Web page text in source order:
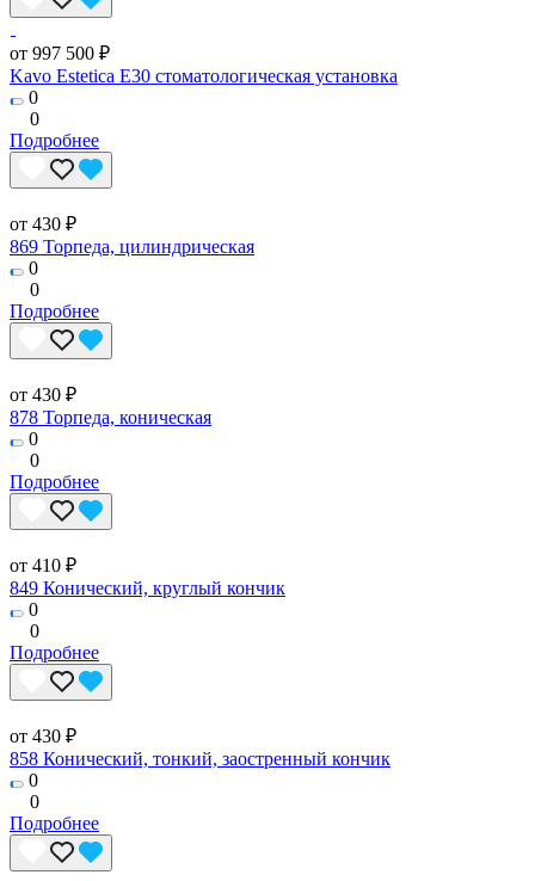
от 997 500 ₽
Kavo Estetica E30 стоматологическая установка
0
0
Подробнее
от 430 ₽
869 Торпеда, цилиндрическая
0
0
Подробнее
от 430 ₽
878 Торпеда, коническая
0
0
Подробнее
от 410 ₽
849 Конический, круглый кончик
0
0
Подробнее
от 430 ₽
858 Конический, тонкий, заостренный кончик
0
0
Подробнее